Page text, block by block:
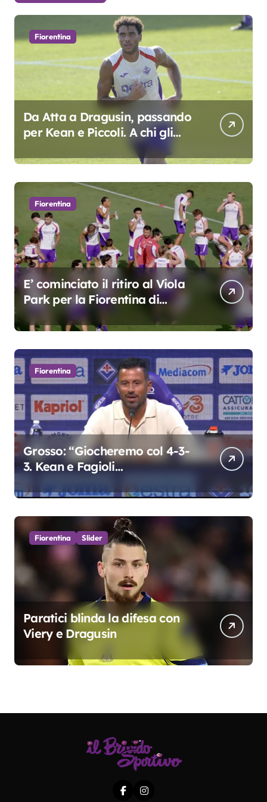
Fiorentina
Da Atta a Dragusin, passando
per Kean e Piccoli. A chi gli
oscar del precampionato?
Fiorentina
E’ cominciato il ritiro al Viola
Park per la Fiorentina di
Grosso
Fiorentina
Grosso: “Giocheremo col 4-3-
3. Kean e Fagioli
colpo”
Fiorentina Slider
Paratici blinda la difesa con
Viery e Dragusin